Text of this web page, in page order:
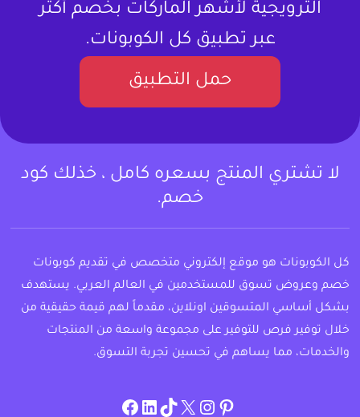
الترويجية لأشهر الماركات بخصم أكثر
عبر تطبيق كل الكوبونات.
حمل التطبيق
لا تشتري المنتج بسعره كامل ، خذلك كود
خصم.
كل الكوبونات هو موقع إلكتروني متخصص في تقديم كوبونات
خصم وعروض تسوق للمستخدمين في العالم العربي. يستهدف
بشكل أساسي المتسوقين اونلاين، مقدماً لهم قيمة حقيقية من
خلال توفير فرص للتوفير على مجموعة واسعة من المنتجات
والخدمات، مما يساهم في تحسين تجربة التسوق.
pinterest
allcouponat
twitter
TikTok
linkedin
facebook